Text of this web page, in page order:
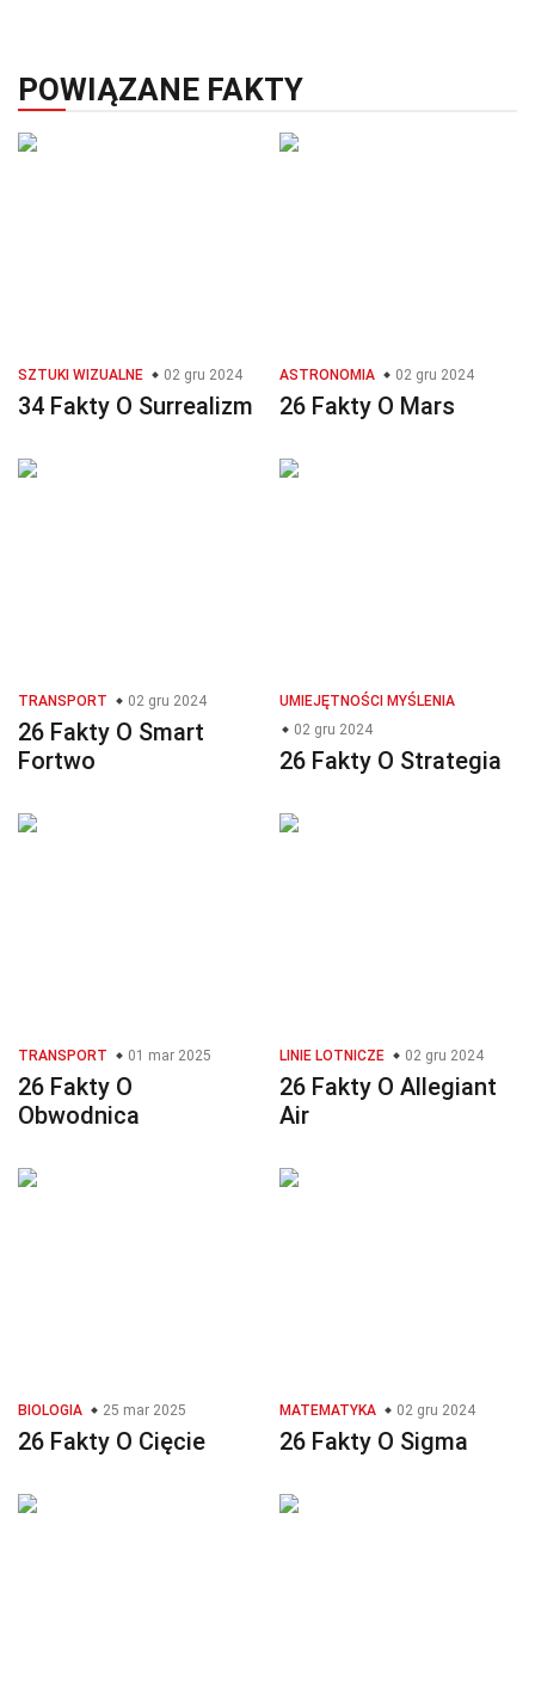
POWIĄZANE FAKTY
SZTUKI WIZUALNE 02 gru 2024
34 Fakty O Surrealizm
ASTRONOMIA 02 gru 2024
26 Fakty O Mars
TRANSPORT 02 gru 2024
26 Fakty O Smart
Fortwo
UMIEJĘTNOŚCI MYŚLENIA
02 gru 2024
26 Fakty O Strategia
TRANSPORT 01 mar 2025
26 Fakty O
Obwodnica
LINIE LOTNICZE 02 gru 2024
26 Fakty O Allegiant
Air
BIOLOGIA 25 mar 2025
26 Fakty O Cięcie
MATEMATYKA 02 gru 2024
26 Fakty O Sigma